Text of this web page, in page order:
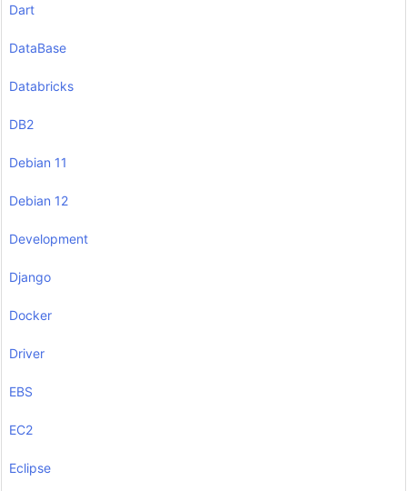
Dart
DataBase
Databricks
DB2
Debian 11
Debian 12
Development
Django
Docker
Driver
EBS
EC2
Eclipse